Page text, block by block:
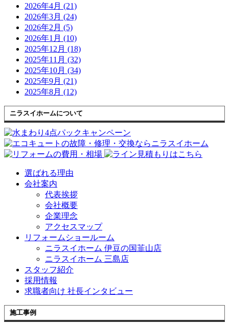
2026年4月 (21)
2026年3月 (24)
2026年2月 (5)
2026年1月 (10)
2025年12月 (18)
2025年11月 (32)
2025年10月 (34)
2025年9月 (21)
2025年8月 (12)
ニラスイホームについて
選ばれる理由
会社案内
代表挨拶
会社概要
企業理念
アクセスマップ
リフォームショールーム
ニラスイホーム 伊豆の国韮山店
ニラスイホーム 三島店
スタッフ紹介
採用情報
求職者向け 社長インタビュー
施工事例